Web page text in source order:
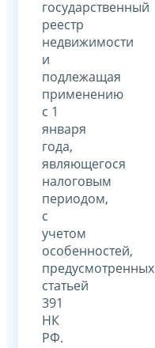
государственный
реестр
недвижимости
и
подлежащая
применению
с 1
января
года,
являющегося
налоговым
периодом,
с
учетом
особенностей,
предусмотренных
статьей
391
НК
РФ.